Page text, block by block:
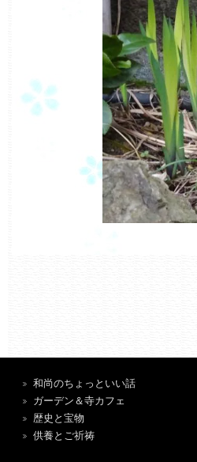
和尚のちょっといい話
ガーデン＆寺カフェ
歴史と宝物
供養とご祈祷